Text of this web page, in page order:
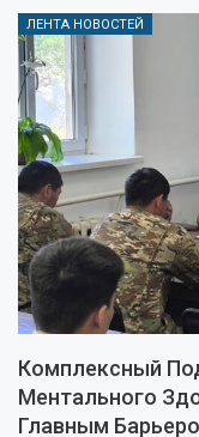
ЛЕНТА НОВОСТЕЙ
Комплексный
Ментального
Главным